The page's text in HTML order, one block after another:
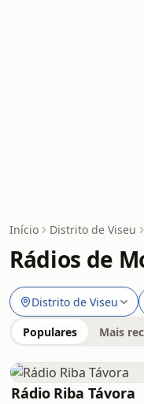
Início Distrito de Viseu
Rádios de
Distrito de Viseu
Populares Mais
Rádio Riba Távora